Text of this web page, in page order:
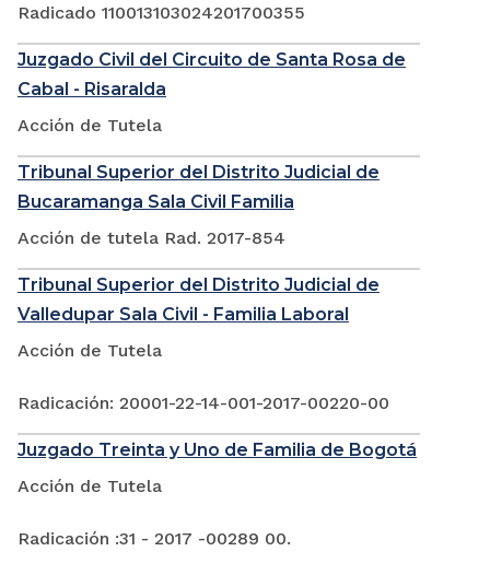
Radicado 110013103024201700355
Juzgado Civil del Circuito de Santa Rosa de
Cabal - Risaralda
Acción de Tutela
Tribunal Superior del Distrito Judicial de
Bucaramanga Sala Civil Familia
Acción de tutela Rad. 2017-854
Tribunal Superior del Distrito Judicial de
Valledupar Sala Civil - Familia Laboral
Acción de Tutela
Radicación: 20001-22-14-001-2017-00220-00
Juzgado Treinta y Uno de Familia de Bogotá
Acción de Tutela
Radicación :31 - 2017 -00289 00.